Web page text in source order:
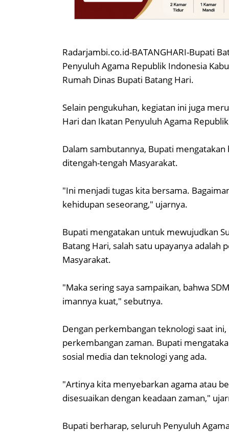
Radarjambi.co.id-BATANGHARI-Bupati
Penyuluh Agama Republik Indonesia
Rumah Dinas Bupati Batang Hari.
Selain pengukuhan, kegiatan ini juga
Hari dan Ikatan Penyuluh Agama
Dalam sambutannya, Bupati
ditengah-tengah Masyarakat.
"Ini menjadi tugas kita bersama.
kehidupan seseorang," ujarnya.
Bupati mengatakan untuk mewujudkan
Batang Hari, salah satu upayanya adalah
Masyarakat.
"Maka sering saya sampaikan, bahwa
imannya kuat," sebutnya.
Dengan perkembangan teknologi saat
perkembangan zaman. Bupati
sosial media dan teknologi yang ada.
"Artinya kita menyebarkan agama atau
disesuaikan dengan keadaan zaman,"
Bupati berharap, seluruh Penyuluh